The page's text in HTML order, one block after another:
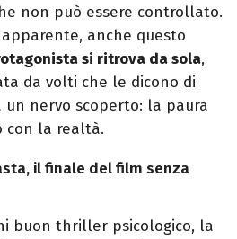
non può essere controllato.
anche questo
si ritrova da sola,
da volti che le dicono di
nervo scoperto: la paura
con la realtà.
il finale del film senza
buon thriller psicologico, la